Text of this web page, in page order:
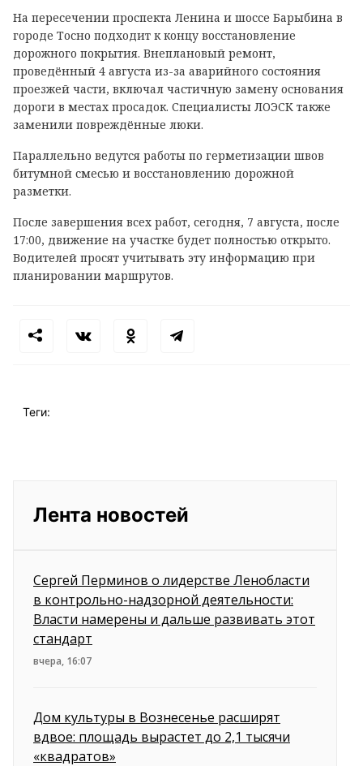
На пересечении проспекта Ленина и шоссе Барыбина в
городе Тосно подходит к концу восстановление
дорожного покрытия. Внеплановый ремонт,
проведённый 4 августа из-за аварийного состояния
проезжей части, включал частичную замену основания
дороги в местах просадок. Специалисты ЛОЭСК также
заменили повреждённые люки.
Параллельно ведутся работы по герметизации швов
битумной смесью и восстановлению дорожной
разметки.
После завершения всех работ, сегодня, 7 августа, после
17:00, движение на участке будет полностью открыто.
Водителей просят учитывать эту информацию при
планировании маршрутов.
Теги:
Лента новостей
Сергей Перминов о лидерстве Ленобласти
в контрольно-надзорной деятельности:
Власти намерены и дальше развивать этот
стандарт
вчера, 16:07
Дом культуры в Вознесенье расширят
вдвое: площадь вырастет до 2,1 тысячи
«квадратов»